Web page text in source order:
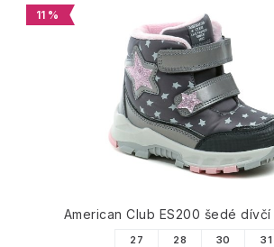
11 %
American Club ES200 šedé
27 28 30 31